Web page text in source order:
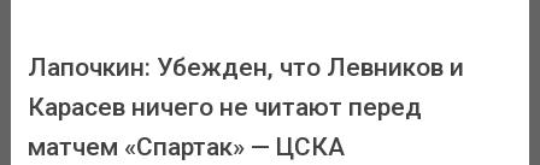
Лапочкин: Убежден, что Левников и
Карасев ничего не читают перед
матчем «Спартак» — ЦСКА